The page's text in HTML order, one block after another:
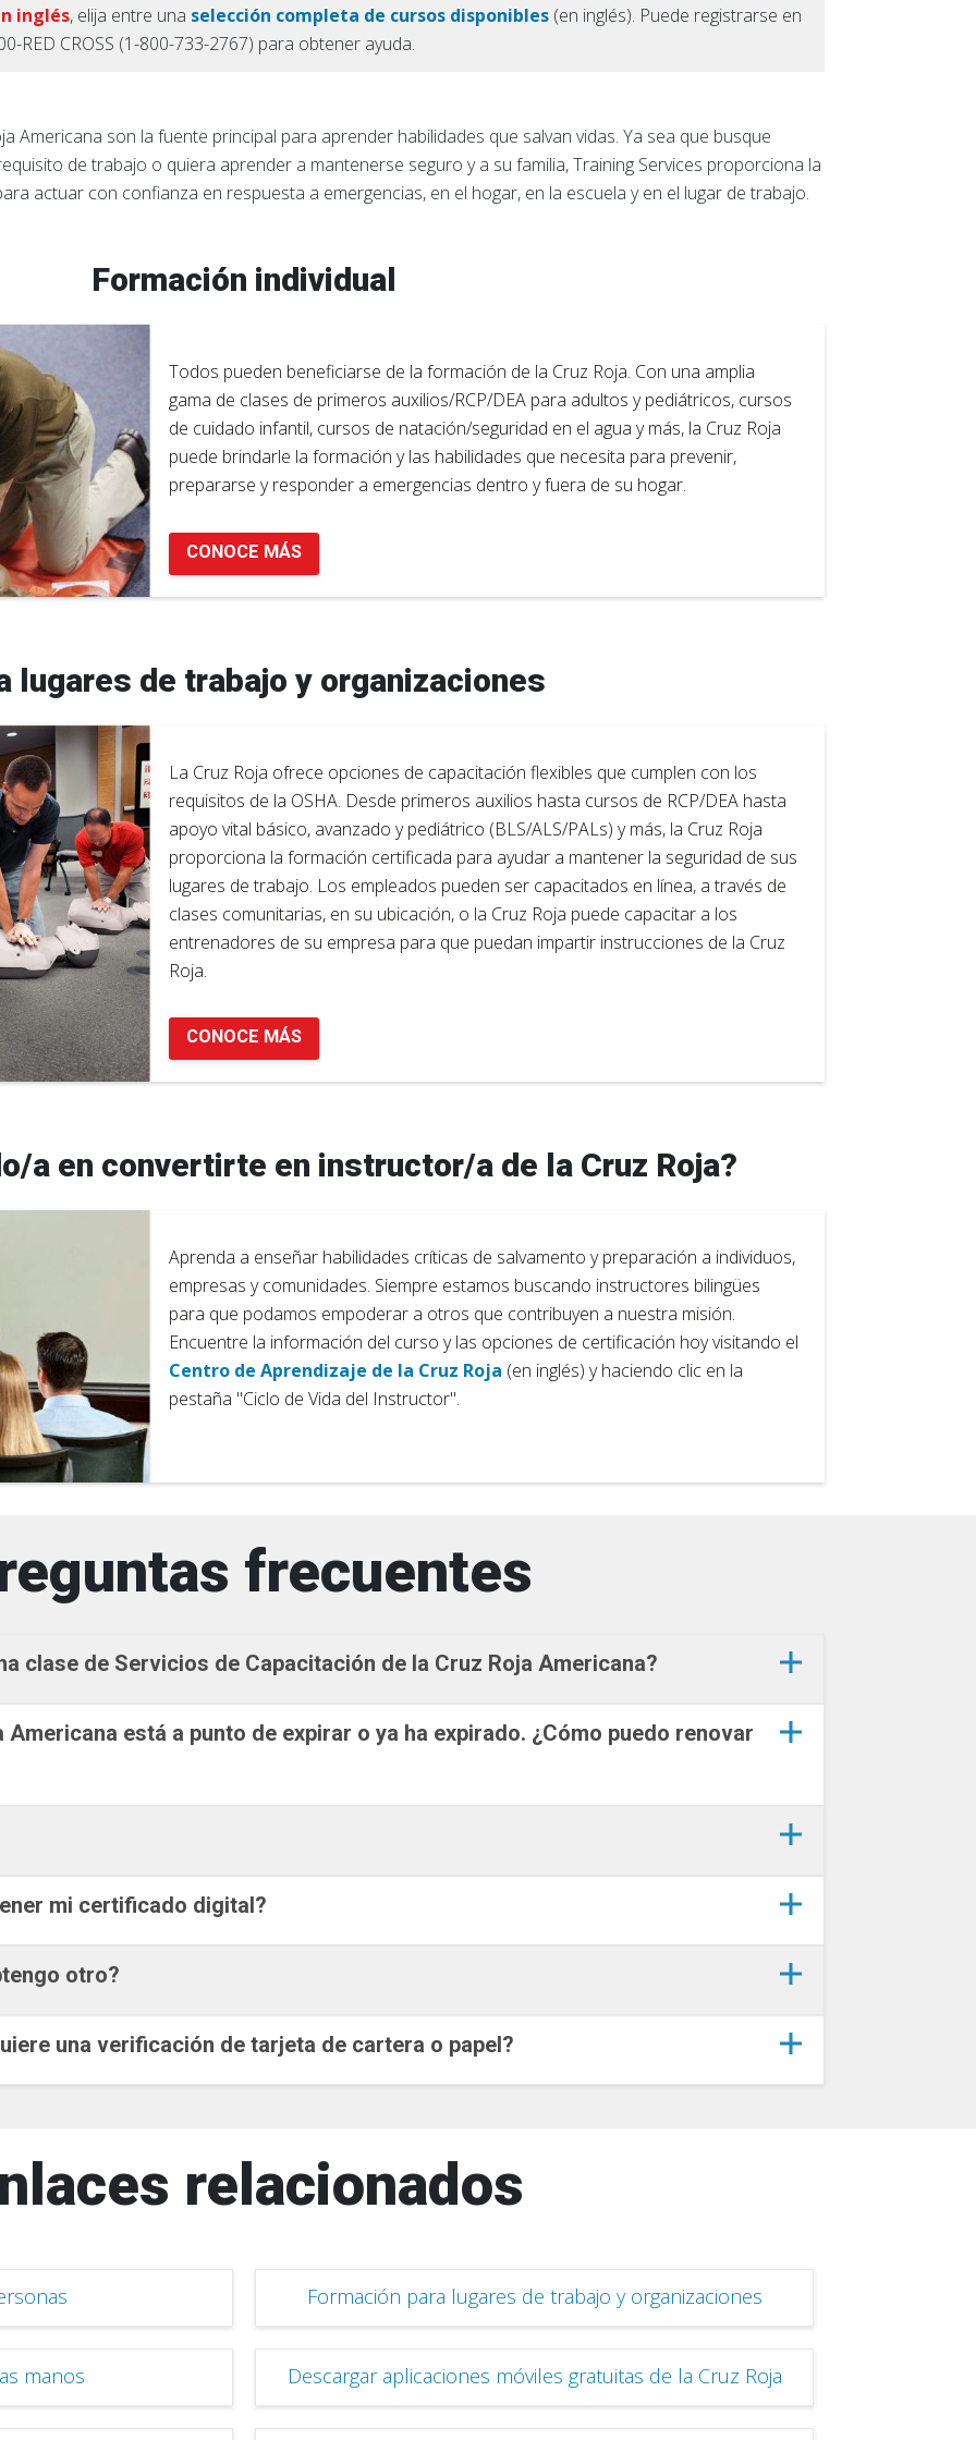
inglés, elija entre una selección completa de cursos disponibles(en inglés). Puede registrarse en
RED CROSS (1-800-733-2767) para obtener ayuda.
Americana son la fuente principal para aprender habilidades que salvan vidas. Ya sea que busque
de trabajo o quiera aprender a mantenerse seguro y a su familia, Training Services proporciona la
actuar con confianza en respuesta a emergencias, en el hogar, en la escuela y en el lugar de trabajo.
Formación individual
Todos pueden beneficiarse de la formación de la Cruz Roja. Con una amplia
gama de clases de primeros auxilios/RCP/DEA para adultos y pediátricos, cursos
de cuidado infantil, cursos de natación/seguridad en el agua y más, la Cruz Roja
puede brindarle la formación y las habilidades que necesita para prevenir,
prepararse y responder a emergencias dentro y fuera de su hogar.
CONOCE MÁS
lugares de trabajo y organizaciones
La Cruz Roja ofrece opciones de capacitación flexibles que cumplen con los
requisitos de la OSHA. Desde primeros auxilios hasta cursos de RCP/DEA hasta
apoyo vital básico, avanzado y pediátrico (BLS/ALS/PALs) y más, la Cruz Roja
proporciona la formación certificada para ayudar a mantener la seguridad de sus
lugares de trabajo. Los empleados pueden ser capacitados en línea, a través de
clases comunitarias, en su ubicación, o la Cruz Roja puede capacitar a los
entrenadores de su empresa para que puedan impartir instrucciones de la Cruz
Roja.
CONOCE MÁS
a en convertirte en instructor/a de la Cruz Roja?
Aprenda a enseñar habilidades críticas de salvamento y preparación a individuos,
empresas y comunidades. Siempre estamos buscando instructores bilingües
para que podamos empoderar a otros que contribuyen a nuestra misión.
Encuentre la información del curso y las opciones de certificación hoy visitando el
Centro de Aprendizaje de la Cruz Roja (en inglés) y haciendo clic en la
pestaña "Ciclo de Vida del Instructor".
frecuentes
clase de Servicios de Capacitación de la Cruz Roja Americana?
está a punto de expirar o ya ha expirado. ¿Cómo puedo renovar
mi certificado digital?
otro?
una verificación de tarjeta de cartera o papel?
relacionados
Formación para lugares de trabajo y organizaciones
manos Descargar aplicaciones móviles gratuitas de la Cruz Roja